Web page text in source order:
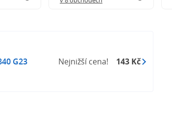
G23 Nejnižší cena! 143 Kč